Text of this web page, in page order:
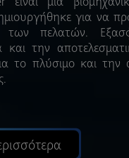
έχει
σε διαφορετικά
χρήσεων
έτσι μεγαλύτερη